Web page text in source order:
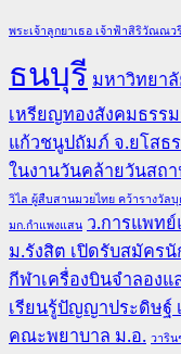
พระเจ้าลูกยาเธอ เจ้าฟ้าสิริวัณณว
ธนบุรี มหาวิทยา
เหรียญทองสังคมธรร
แก้วชนูปถัมภ์ จ.ยโสธ
ในงานวันคล้ายวันสถ
วิไล ผู้สืบสานมวยไทย คว้ารางวัล
มก.กำแพงแสน ว.การแพท
ม.รังสิต เปิดรับสมัคร
กีฬาเครื่องบินจำลอง
เรียนรู้ปัญญาประดิษฐ์
คณะพยาบาล ม.อ. วาริน